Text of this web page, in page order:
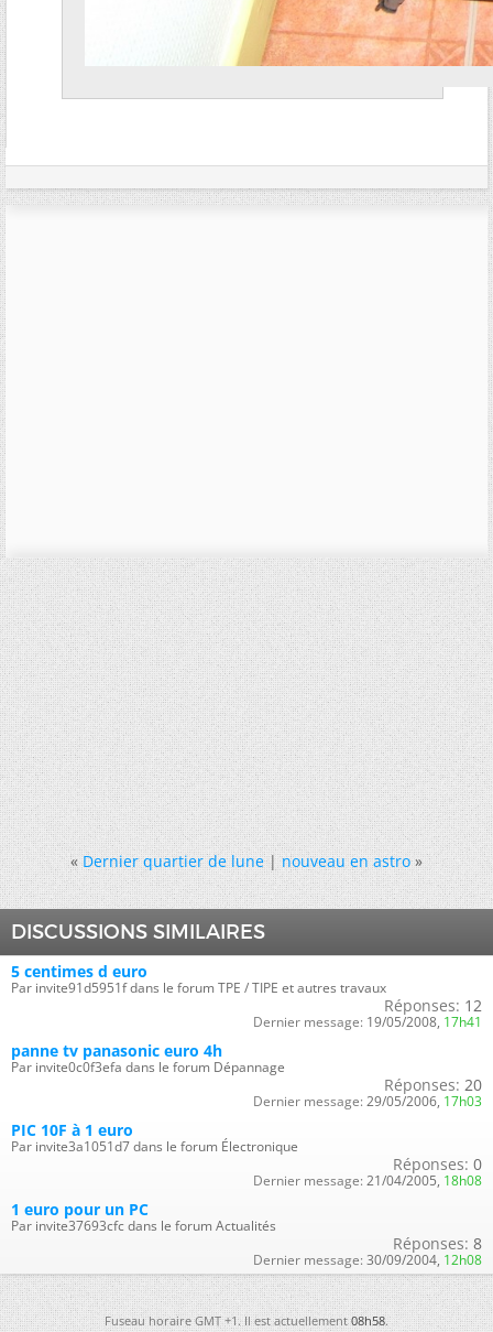
« Dernier quartier de lune|nouveau en astro »
DISCUSSIONS SIMILAIRES
5 centimes d euro
Par invite91d5951f dans le forum TPE / TIPE et autres travaux
Réponses: 12
Dernier message: 19/05/2008, 17h41
panne tv panasonic euro 4h
Par invite0c0f3efa dans le forum Dépannage
Réponses: 20
Dernier message: 29/05/2006, 17h03
PIC 10F à 1 euro
Par invite3a1051d7 dans le forum Électronique
Réponses: 0
Dernier message: 21/04/2005, 18h08
1 euro pour un PC
Par invite37693cfc dans le forum Actualités
Réponses: 8
Dernier message: 30/09/2004, 12h08
Fuseau horaire GMT +1. Il est actuellement08h58.